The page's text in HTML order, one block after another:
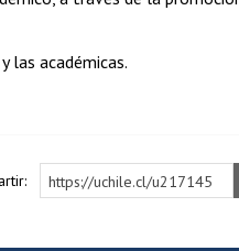
las académicas.
https://uchile.cl/u217145